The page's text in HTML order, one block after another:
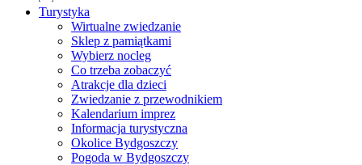
Turystyka
Wirtualne zwiedzanie
Sklep z pamiątkami
Wybierz nocleg
Co trzeba zobaczyć
Atrakcje dla dzieci
Zwiedzanie z przewodnikiem
Kalendarium imprez
Informacja turystyczna
Okolice Bydgoszczy
Pogoda w Bydgoszczy